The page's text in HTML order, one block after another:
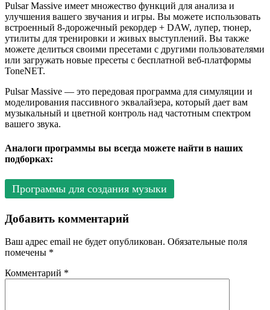
Pulsar Massive имеет множество функций для анализа и
улучшения вашего звучания и игры. Вы можете использовать
встроенный 8-дорожечный рекордер + DAW, лупер, тюнер,
утилиты для тренировки и живых выступлений. Вы также
можете делиться своими пресетами с другими пользователями
или загружать новые пресеты с бесплатной веб-платформы
ToneNET.
Pulsar Massive — это передовая программа для симуляции и
моделирования пассивного эквалайзера, который дает вам
музыкальный и цветной контроль над частотным спектром
вашего звука.
Аналоги программы вы всегда можете найти в наших
подборках:
Программы для создания музыки
Добавить комментарий
Ваш адрес email не будет опубликован. Обязательные поля
помечены *
Комментарий *